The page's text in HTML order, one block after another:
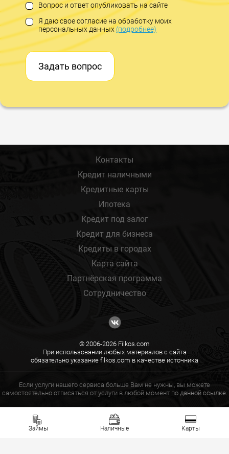
Вопрос и ответ опубликовать на сайте
Я даю свое согласие на обработку моих
персональных данных(подробнее)
Задать вопрос
Займы Наличные Карты
Контакты
Кредит наличными
Кредитные карты
Ипотека
Кредит под залог
Кредит для бизнеса
Кредиты в городах
Карта сайта
Партнёрская программа
Сотрудничество
© 2006-2026 Filkos.com
При использовании любых материалов с сайта
обязательно указание filkos.com в качестве источника
Если услуги нашего сервиса больше Вам не нужны, вы можете
самостоятельно отписаться от услуги в любой момент по данной ссылке.